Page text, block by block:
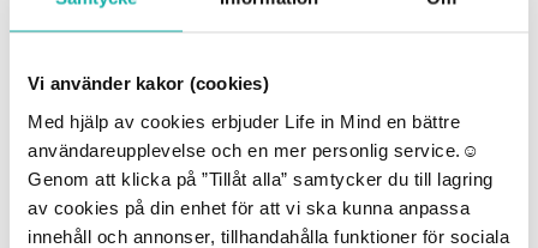
Vi använder kakor (cookies)
Med hjälp av cookies erbjuder Life in Mind en bättre
användareupplevelse och en mer personlig service.☺︎
Genom att klicka på ”Tillåt alla” samtycker du till lagring
av cookies på din enhet för att vi ska kunna anpassa
innehåll och annonser, tillhandahålla funktioner för sociala
Du kanske också gillar …